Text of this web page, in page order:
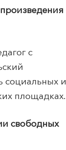
с
социальных и
площадках.
свободных